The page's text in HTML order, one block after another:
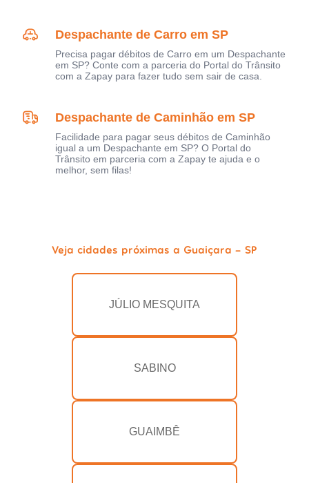
Despachante de Carro em SP
Precisa pagar débitos de Carro em um Despachante
em SP? Conte com a parceria do Portal do Trânsito
com a Zapay para fazer tudo sem sair de casa.
Despachante de Caminhão em SP
Facilidade para pagar seus débitos de Caminhão
igual a um Despachante em SP? O Portal do
Trânsito em parceria com a Zapay te ajuda e o
melhor, sem filas!
Veja cidades próximas a Guaiçara - SP
JÚLIO MESQUITA
SABINO
GUAIMBÊ